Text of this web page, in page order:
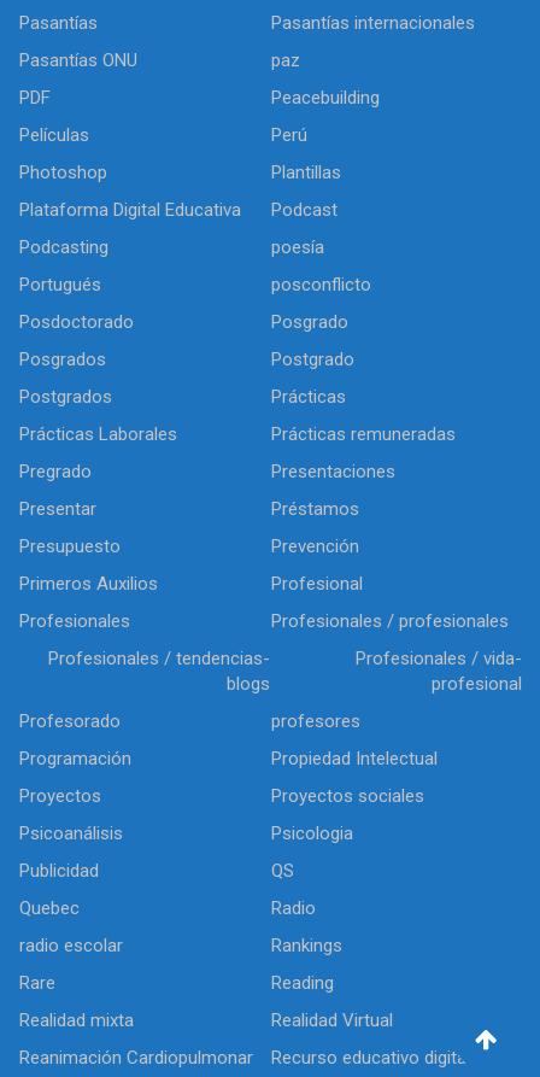
Pasantías
Pasantías internacionales
Pasantías ONU
paz
PDF
Peacebuilding
Películas
Perú
Photoshop
Plantillas
Plataforma Digital Educativa
Podcast
Podcasting
poesía
Portugués
posconflicto
Posdoctorado
Posgrado
Posgrados
Postgrado
Postgrados
Prácticas
Prácticas Laborales
Prácticas remuneradas
Pregrado
Presentaciones
Presentar
Préstamos
Presupuesto
Prevención
Primeros Auxilios
Profesional
Profesionales
Profesionales / profesionales
Profesionales / tendencias-
blogs
Profesionales / vida-
profesional
Profesorado
profesores
Programación
Propiedad Intelectual
Proyectos
Proyectos sociales
Psicoanálisis
Psicologia
Publicidad
QS
Quebec
Radio
radio escolar
Rankings
Rare
Reading
Realidad mixta
Realidad Virtual
Reanimación Cardiopulmonar
Recurso educativo digital